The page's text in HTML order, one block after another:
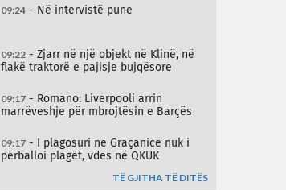
09:24 - Në intervistë pune
09:22 - Zjarr në një objekt në Klinë, në
flakë traktorë e pajisje bujqësore
09:17 - Romano: Liverpooli arrin
marrëveshje për mbrojtësin e Barçës
09:17 - I plagosuri në Graçanicë nuk i
përballoi plagët, vdes në QKUK
TË GJITHA TË DITËS